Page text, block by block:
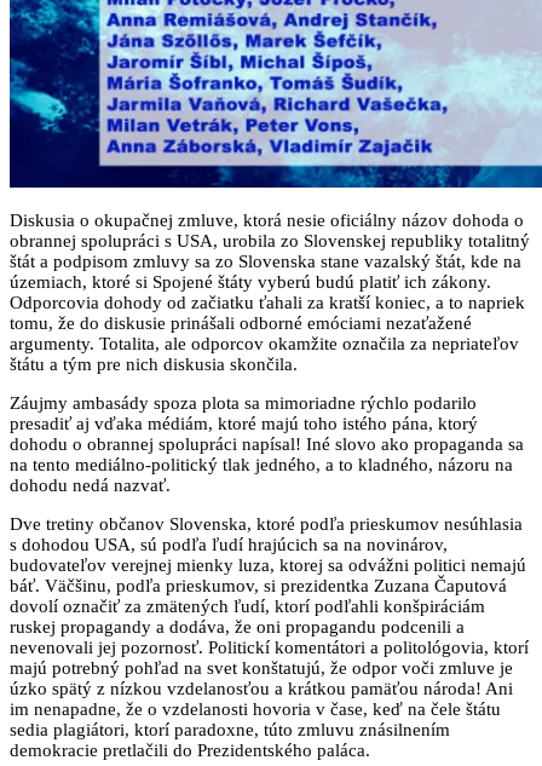
Diskusia o okupačnej zmluve, ktorá nesie oficiálny názov dohoda o
obrannej spolupráci s USA, urobila zo Slovenskej republiky totalitný
štát a podpisom zmluvy sa zo Slovenska stane vazalský štát, kde na
územiach, ktoré si Spojené štáty vyberú budú platiť ich zákony.
Odporcovia dohody od začiatku ťahali za kratší koniec, a to napriek
tomu, že do diskusie prinášali odborné emóciami nezaťažené
argumenty. Totalita, ale odporcov okamžite označila za nepriateľov
štátu a tým pre nich diskusia skončila.
Záujmy ambasády spoza plota sa mimoriadne rýchlo podarilo
presadiť aj vďaka médiám, ktoré majú toho istého pána, ktorý
dohodu o obrannej spolupráci napísal! Iné slovo ako propaganda sa
na tento mediálno-politický tlak jedného, a to kladného, názoru na
dohodu nedá nazvať.
Dve tretiny občanov Slovenska, ktoré podľa prieskumov nesúhlasia
s dohodou USA, sú podľa ľudí hrajúcich sa na novinárov,
budovateľov verejnej mienky luza, ktorej sa odvážni politici nemajú
báť. Väčšinu, podľa prieskumov, si prezidentka Zuzana Čaputová
dovolí označiť za zmätených ľudí, ktorí podľahli konšpiráciám
ruskej propagandy a dodáva, že oni propagandu podcenili a
nevenovali jej pozornosť. Politickí komentátori a politológovia, ktorí
majú potrebný pohľad na svet konštatujú, že odpor voči zmluve je
úzko spätý z nízkou vzdelanosťou a krátkou pamäťou národa! Ani
im nenapadne, že o vzdelanosti hovoria v čase, keď na čele štátu
sedia plagiátori, ktorí paradoxne, túto zmluvu znásilnením
demokracie pretlačili do Prezidentského paláca.